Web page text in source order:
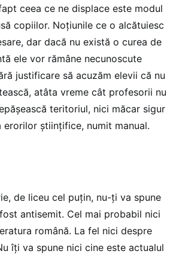
ceea ce ne displace este modul
copiilor. Noțiunile ce o alcătuiesc
dar dacă nu există o curea de
ele vor rămâne necunoscute
justificare să acuzăm elevii că nu
atâta vreme cât profesorii nu
teritoriul, nici măcar sigur
erorilor științifice, numit manual.
de liceu cel puțin, nu-ți va spune
antisemit. Cel mai probabil nici
română. La fel nici despre
îți va spune nici cine este actualul